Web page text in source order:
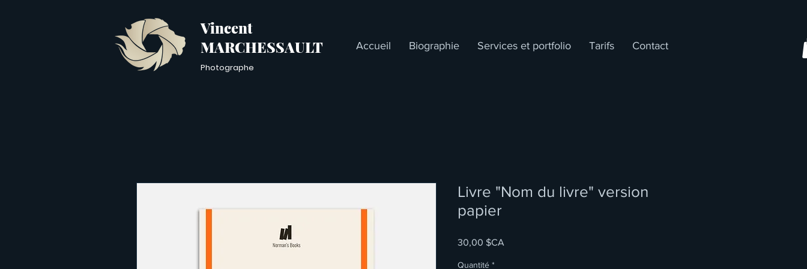
Vincent
MARCHESSAULT
Photographe
Accueil Biographie Services et portfolio Tarifs Contact
Livre "Nom du livre" version
papier
30,00 $CA
Quantité *